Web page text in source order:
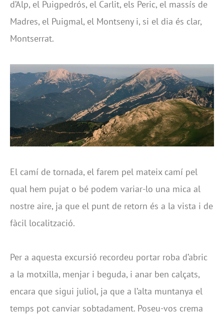
d’Alp, el Puigpedrós, el Carlit, els Peric, el massís de
Madres, el Puigmal, el Montseny i, si el dia és clar,
Montserrat.
El camí de tornada, el farem pel mateix camí pel
qual hem pujat o bé podem variar-lo una mica al
nostre aire, ja que el punt de retorn és a la vista i de
fàcil localització.
Per a aquesta excursió recordeu portar roba d’abric
a la motxilla, menjar i beguda, i anar ben calçats,
encara que sigui juliol, ja que a l’alta muntanya el
temps pot canviar sobtadament. Poseu-vos crema